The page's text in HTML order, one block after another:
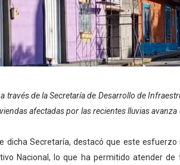
economía comunal en El Vigía con
plan de bacheo en el sector La
celebra la Semana Mundial de la
Ríe 2026" brinda
reúne a diversos clubes deportivos
través de la Secretaría de Desarrollo de
afectadas por las recientes lluvias
dicha Secretaría, destacó que este esfuerzo
Nacional, lo que ha permitido atender